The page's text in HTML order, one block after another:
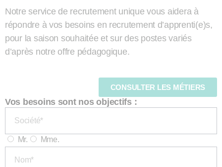
Notre service de recrutement unique vous aidera à
répondre à vos besoins en recrutement d’apprenti(e)s,
pour la saison souhaitée et sur des postes variés
d’après notre offre pédagogique.
CONSULTER LES MÉTIERS
Vos besoins sont nos objectifs :
Mr. Mme.